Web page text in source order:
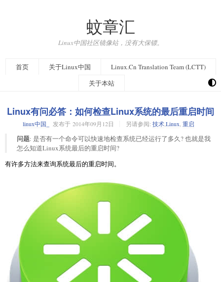
蚊章汇
Linux中国社区镜像站，没有大保镖。
首页 关于Linux中国
Linux.Cn Translation Team (LCTT)
关于本站
Linux有问必答：如何检查Linux系统的最后重启时间
linux中国_ 发布于 2014年09月12日 另请参阅: 技术Linux 重启
问题: 是否有一个命令可以快速地检查系统已经运行了多久? 也就是我
怎么知道Linux系统最后的重启时间?
有许多方法来查询系统最后的重启时间。